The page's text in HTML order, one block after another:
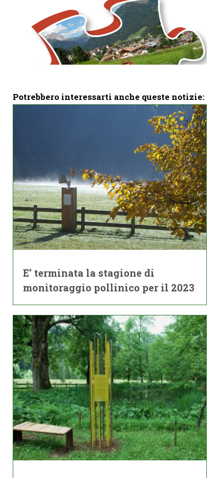
Potrebbero interessarti anche queste notizie:
E’ terminata la stagione di
monitoraggio pollinico per il 2023